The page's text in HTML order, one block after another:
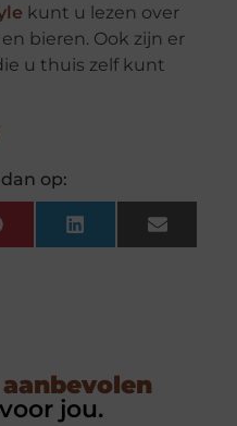
kunt u lezen over
bieren. Ook zijn er
u thuis zelf kunt
op:
PinterestLinkedInEmail
jou.